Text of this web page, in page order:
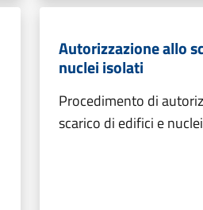
Autorizzazione allo
nuclei isolati
Procedimento di
scarico di edifici e